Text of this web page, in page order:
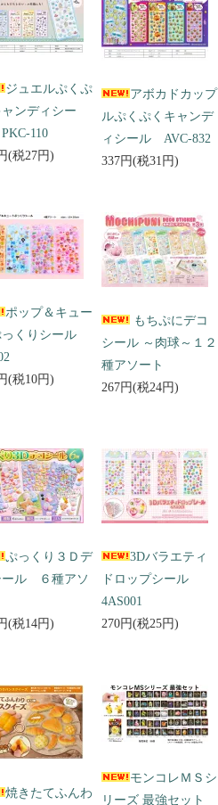
ジュエルぷくぷ
ャンディシー
110
(税27円)
アボカドカップ
ルぷくぷくキャンデ
ィシール AVC-832
337円(税31円)
ポップ＆キュー
っくりシール
(税10円)
もちぷにデコ
シール ～肉球～１２
種アソート
267円(税24円)
ぷっくり３Ｄデ
ール ６種アソ
(税14円)
3Dバラエティ
ドロップシール
4AS001
270円(税25円)
焼きたてふんわ
モンコレＭＳシ
リーズ 最強セット